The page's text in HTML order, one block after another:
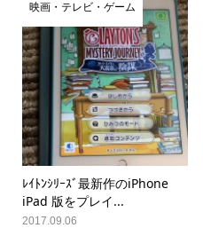
映画・テレビ・ゲーム
ﾚｲﾄﾝｼﾘｰｽﾞ最新作のiPhone
iPad 版をプレイ...
2017.09.06